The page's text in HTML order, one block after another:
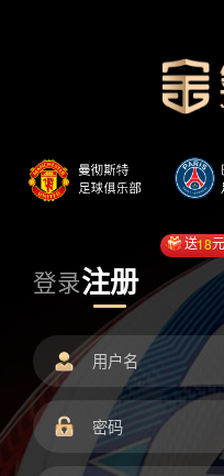
登录注册
送18元